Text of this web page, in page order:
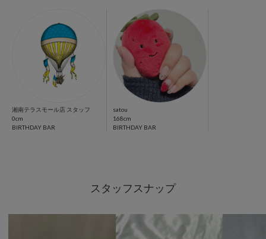
湘南テラスモール店 スタッフ
0cm
BIRTHDAY BAR
satou
168cm
BIRTHDAY BAR
スタッフスナップ